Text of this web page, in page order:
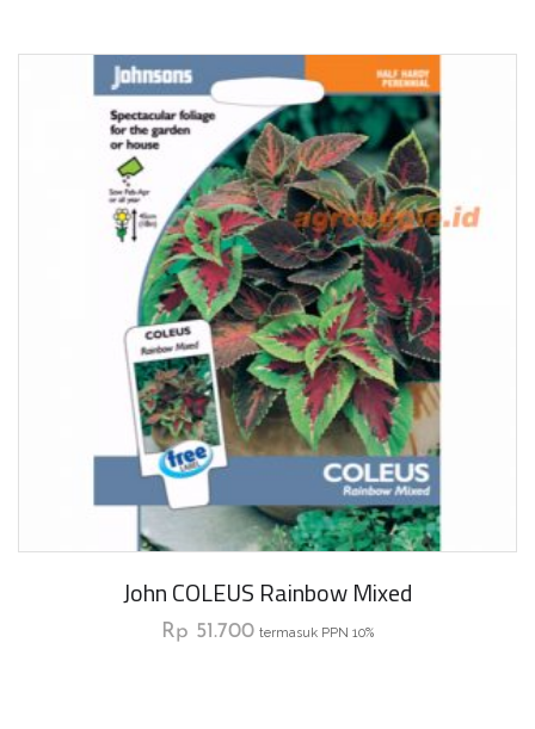
John COLEUS Rainbow Mixed
Rp 51.700 termasuk PPN 10%